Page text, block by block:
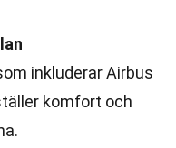
inkluderar Airbus
komfort och